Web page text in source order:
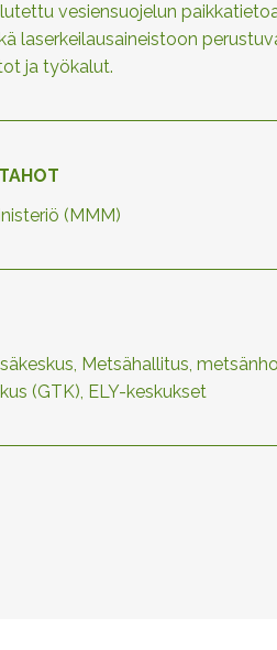
vesiensuojelun
laserkeilausaineistoon
ja työkalut.
(MMM)
Metsähallitus,
(GTK), ELY-keskukset